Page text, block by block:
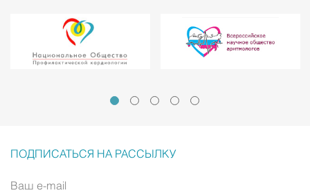
ПОДПИСАТЬСЯ НА РАССЫЛКУ
Ваш e-mail